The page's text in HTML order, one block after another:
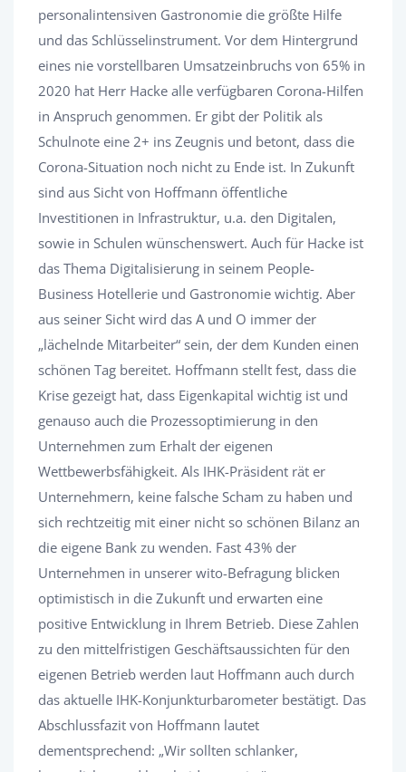
personalintensiven Gastronomie die größte Hilfe
und das Schlüsselinstrument. Vor dem Hintergrund
eines nie vorstellbaren Umsatzeinbruchs von 65% in
2020 hat Herr Hacke alle verfügbaren Corona-Hilfen
in Anspruch genommen. Er gibt der Politik als
Schulnote eine 2+ ins Zeugnis und betont, dass die
Corona-Situation noch nicht zu Ende ist. In Zukunft
sind aus Sicht von Hoffmann öffentliche
Investitionen in Infrastruktur, u.a. den Digitalen,
sowie in Schulen wünschenswert. Auch für Hacke ist
das Thema Digitalisierung in seinem People-
Business Hotellerie und Gastronomie wichtig. Aber
aus seiner Sicht wird das A und O immer der
„lächelnde Mitarbeiter“ sein, der dem Kunden einen
schönen Tag bereitet. Hoffmann stellt fest, dass die
Krise gezeigt hat, dass Eigenkapital wichtig ist und
genauso auch die Prozessoptimierung in den
Unternehmen zum Erhalt der eigenen
Wettbewerbsfähigkeit. Als IHK-Präsident rät er
Unternehmern, keine falsche Scham zu haben und
sich rechtzeitig mit einer nicht so schönen Bilanz an
die eigene Bank zu wenden. Fast 43% der
Unternehmen in unserer wito-Befragung blicken
optimistisch in die Zukunft und erwarten eine
positive Entwicklung in Ihrem Betrieb. Diese Zahlen
zu den mittelfristigen Geschäftsaussichten für den
eigenen Betrieb werden laut Hoffmann auch durch
das aktuelle IHK-Konjunkturbarometer bestätigt. Das
Abschlussfazit von Hoffmann lautet
dementsprechend: „Wir sollten schlanker,